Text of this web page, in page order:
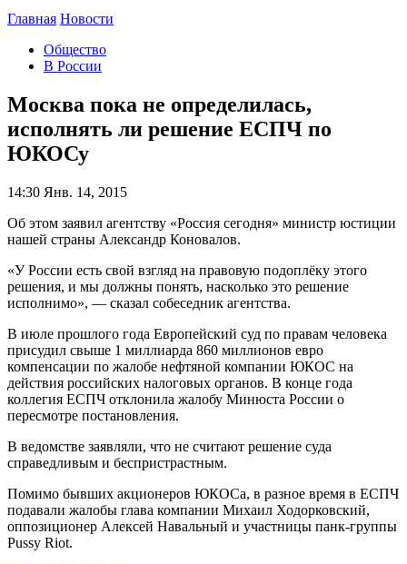
Главная Новости
Общество
В России
Москва пока не определилась,
исполнять ли решение ЕСПЧ по
ЮКОСу
14:30 Янв. 14, 2015
Об этом заявил агентству «Россия сегодня» министр юстиции
нашей страны Александр Коновалов.
«У России есть свой взгляд на правовую подоплёку этого
решения, и мы должны понять, насколько это решение
исполнимо», — сказал собеседник агентства.
В июле прошлого года Европейский суд по правам человека
присудил свыше 1 миллиарда 860 миллионов евро
компенсации по жалобе нефтяной компании ЮКОС на
действия российских налоговых органов. В конце года
коллегия ЕСПЧ отклонила жалобу Минюста России о
пересмотре постановления.
В ведомстве заявляли, что не считают решение суда
справедливым и беспристрастным.
Помимо бывших акционеров ЮКОСа, в разное время в ЕСПЧ
подавали жалобы глава компании Михаил Ходорковский,
оппозиционер Алексей Навальный и участницы панк-группы
Pussy Riot.